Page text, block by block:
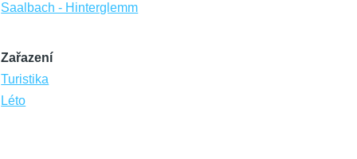
Saalbach - Hinterglemm
Zařazení
Turistika
Léto